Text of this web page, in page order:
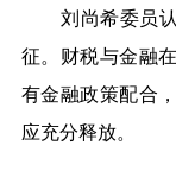
刘尚希委员认
征。财税与金融
有金融政策配合
应充分释放。